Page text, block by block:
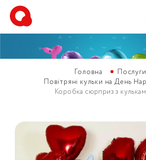
Головна
Послуги
Повітряні кульки на День
Коробка сюрприз з